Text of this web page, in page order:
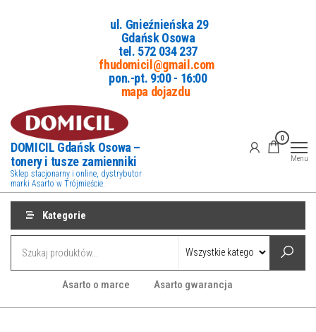
ul. Gnieźnieńska 29
Gdańsk Osowa
tel. 572 034 237
fhudomicil@gmail.com
pon.-pt. 9:00 - 16:00
mapa dojazdu
DOMICIL Gdańsk Osowa –
tonery i tusze zamienniki
Sklep stacjonarny i online, dystrybutor
marki Asarto w Trójmieście.
0
Menu
Kategorie
Asarto o marce Asarto gwarancja